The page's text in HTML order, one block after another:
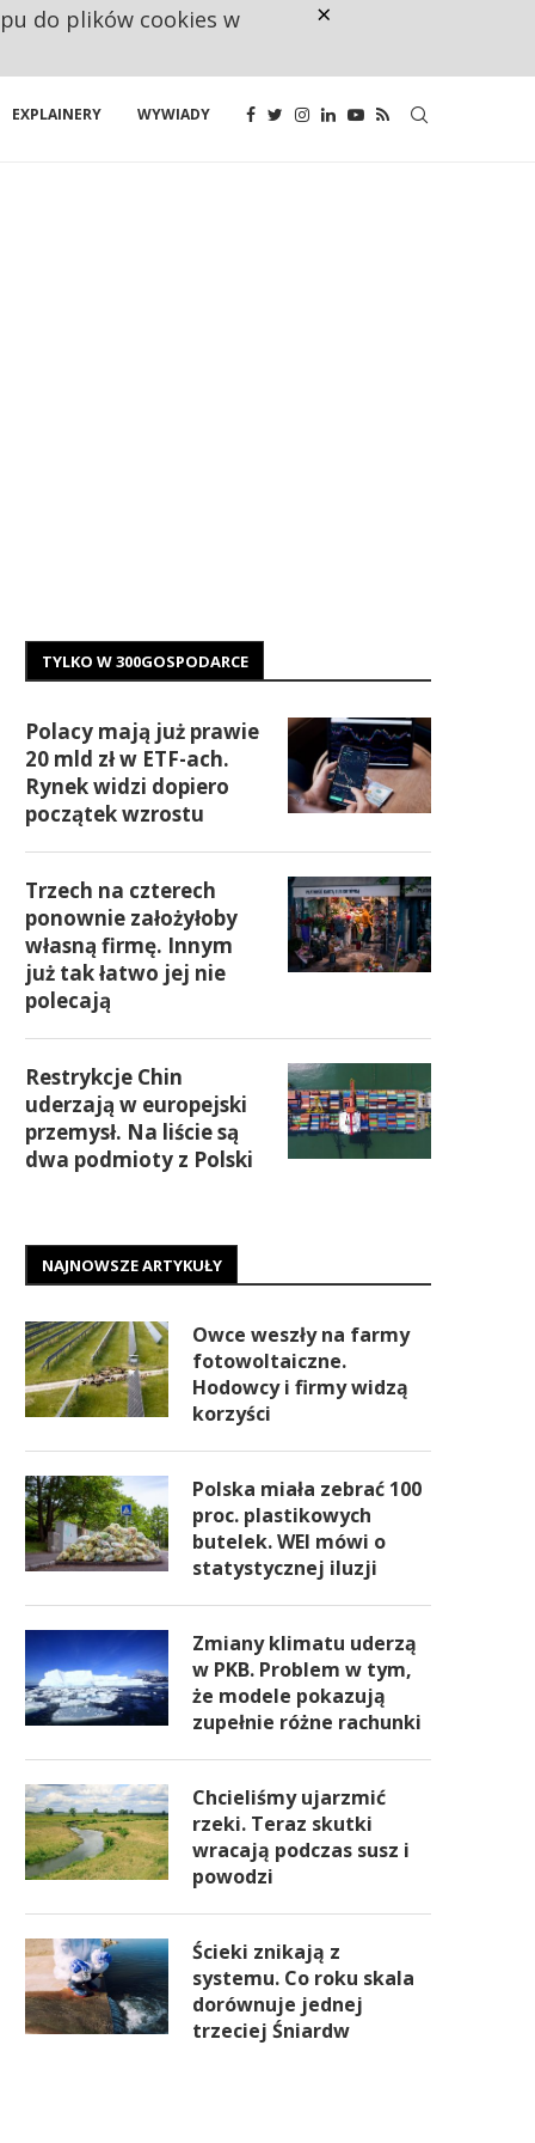
EXPLAINERY WYWIADY
TYLKO W 300GOSPODARCE
Polacy mają już prawie
20 mld zł w ETF-ach.
Rynek widzi dopiero
początek wzrostu
Trzech na czterech
ponownie założyłoby
własną firmę. Innym
już tak łatwo jej nie
polecają
Restrykcje Chin
uderzają w europejski
przemysł. Na liście są
dwa podmioty z Polski
NAJNOWSZE ARTYKUŁY
Owce weszły na farmy
fotowoltaiczne.
Hodowcy i firmy widzą
korzyści
Polska miała zebrać 100
proc. plastikowych
butelek. WEI mówi o
statystycznej iluzji
Zmiany klimatu uderzą
w PKB. Problem w tym,
że modele pokazują
zupełnie różne rachunki
Chcieliśmy ujarzmić
rzeki. Teraz skutki
wracają podczas susz i
powodzi
Ścieki znikają z
systemu. Co roku skala
dorównuje jednej
trzeciej Śniardw
do plików cookies w ×